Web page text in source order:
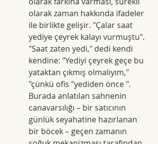
olarak zaman hakkında ifadeler
ile birlikte gelişir. "Çalar saat
yediye çeyrek kalayı vurmuştu".
"Saat zaten yedi," dedi kendi
kendine: "Yediyi çeyrek geçe bu
yataktan çıkmış olmalıyım,"
"çünkü ofis "yediden önce ".
Burada anlatılan sahnenin
canavarsılığı – bir satıcının
günlük seyahatine hazırlanan
bir böcek – geçen zamanın